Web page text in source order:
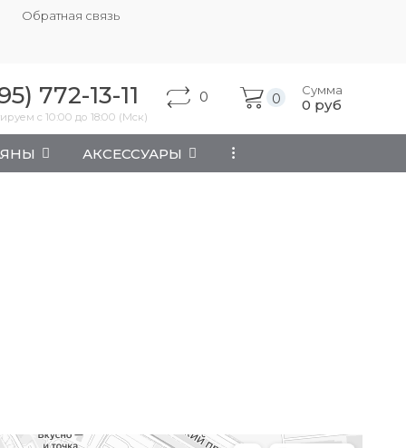
Обратная связь
772-13-11
с 10:00 до 18:00 (Мск)
0 0
Сумма
0 руб
АКСЕССУАРЫ ...